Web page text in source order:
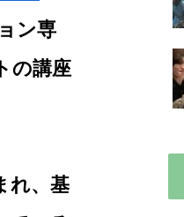
ン専
の講座
れ、基